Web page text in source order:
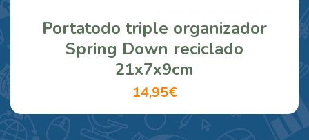
Portatodo triple organizador
Spring Down reciclado
21x7x9cm
14,95€